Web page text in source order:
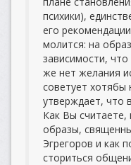
психики),
его
молится: на
зависимости,
же нет желания
советует хотябы
утверждает, что
Как Вы
образы,
Эгрегоров и как
сториться